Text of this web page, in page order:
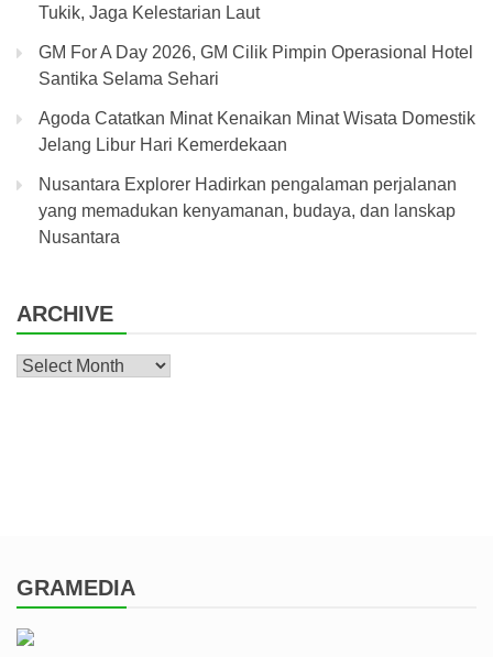
Tukik, Jaga Kelestarian Laut
GM For A Day 2026, GM Cilik Pimpin Operasional Hotel
Santika Selama Sehari
Agoda Catatkan Minat Kenaikan Minat Wisata Domestik
Jelang Libur Hari Kemerdekaan
Nusantara Explorer Hadirkan pengalaman perjalanan
yang memadukan kenyamanan, budaya, dan lanskap
Nusantara
ARCHIVE
Archive
GRAMEDIA